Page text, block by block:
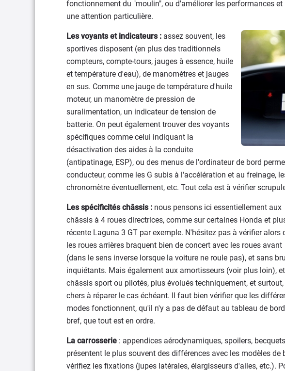
fonctionnement du "moulin", ou d'améliorer les performances
une attention particulière.
Les voyants et indicateurs : assez souvent, les
sportives disposent (en plus des traditionnels
compteurs, compte-tours, jauges à essence, huile
et température d'eau), de manomètres et jauges
en sus. Comme une jauge de température d'huile
moteur, un manomètre de pression de
suralimentation, un indicateur de tension de
batterie. On peut également trouver des voyants
spécifiques comme celui indiquant la
désactivation des aides à la conduite
(antipatinage, ESP), ou des menus de l'ordinateur de bord
conducteur, comme les G subis à l'accélération et au freinage,
chronomètre éventuellement, etc. Tout cela est à vérifier
Les spécificités châssis : nous pensons ici essentiellement aux
châssis à 4 roues directrices, comme sur certaines Honda et
récente Laguna 3 GT par exemple. N'hésitez pas à vérifier alors
les roues arrières braquent bien de concert avec les roues avant
(dans le sens inverse lorsque la voiture ne roule pas), et sans
inquiétants. Mais également aux amortisseurs (voir plus loin),
châssis sport ou pilotés, plus évolués techniquement, et
chers à réparer le cas échéant. Il faut bien vérifier que les
modes fonctionnent, qu'il n'y a pas de défaut au tableau de
bref, que tout est en ordre.
La carrosserie : appendices aérodynamiques, spoilers,
présentent le plus souvent des différences avec les modèles de
vérifiez les fixations (jupes latérales, élargisseurs d'ailes, etc.).